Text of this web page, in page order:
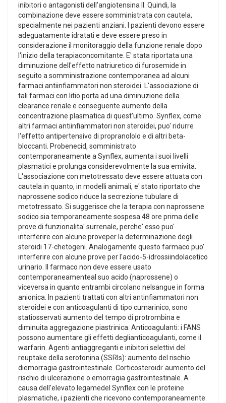
inibitori o antagonisti dell'angiotensina II. Quindi, la
combinazione deve essere somministrata con cautela,
specialmente nei pazienti anziani. I pazienti devono essere
adeguatamente idratati e deve essere preso in
considerazione il monitoraggio della funzione renale dopo
l'inizio della terapiaconcomitante. E' stata riportata una
diminuzione dell'effetto natriuretico di furosemide in
seguito a somministrazione contemporanea ad alcuni
farmaci antiinfiammatori non steroidei. L'associazione di
tali farmaci con litio porta ad una diminuzione della
clearance renale e conseguente aumento della
concentrazione plasmatica di quest'ultimo. Synflex, come
altri farmaci antiinfiammatori non steroidei, puo' ridurre
l'effetto antipertensivo di propranololo e di altri beta-
bloccanti. Probenecid, somministrato
contemporaneamente a Synflex, aumenta i suoi livelli
plasmatici e prolunga considerevolmente la sua emivita.
L'associazione con metotressato deve essere attuata con
cautela in quanto, in modelli animali, e' stato riportato che
naprossene sodico riduce la secrezione tubulare di
metotressato. Si suggerisce che la terapia con naprossene
sodico sia temporaneamente sospesa 48 ore prima delle
prove di funzionalita' surrenale, perche' esso puo'
interferire con alcune proveper la determinazione degli
steroidi 17-chetogeni. Analogamente questo farmaco puo'
interferire con alcune prove per l'acido-5-idrossiindolacetico
urinario. Il farmaco non deve essere usato
contemporaneamenteal suo acido (naprossene) o
viceversa in quanto entrambi circolano nelsangue in forma
anionica. In pazienti trattati con altri antinfiammatori non
steroidei e con anticoagulanti di tipo cumarinico, sono
statiosservati aumento del tempo di protrombina e
diminuita aggregazione piastrinica. Anticoagulanti: i FANS
possono aumentare gli effetti deglianticoagulanti, come il
warfarin. Agenti antiaggreganti e inibitori selettivi del
reuptake della serotonina (SSRIs): aumento del rischio
diemorragia gastrointestinale. Corticosteroidi: aumento del
rischio di ulcerazione o emorragia gastrointestinale. A
causa dell'elevato legamedel Synflex con le proteine
plasmatiche, i pazienti che ricevono contemporaneamente